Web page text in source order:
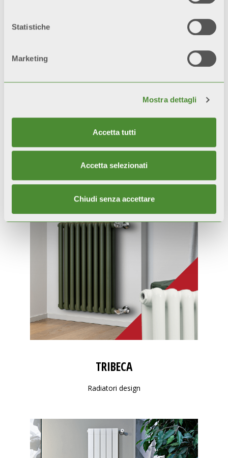
Statistiche
Marketing
Mostra dettagli
Accetta tutti
Accetta selezionati
Chiudi senza accettare
Prodotti correlati
TRIBECA
Radiatori design